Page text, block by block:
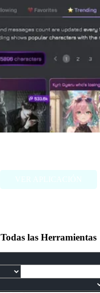
Todas las Herramientas